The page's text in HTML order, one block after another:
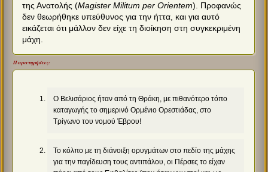
της Ανατολής (Magister Militum per Orientem). Προφανώς
δεν θεωρήθηκε υπεύθυνος για την ήττα, και για αυτό
εικάζεται ότι μάλλον δεν είχε τη διοίκηση στη συγκεκριμένη
μάχη.
Παρατηρήσεις:
Ο Βελισάριος ήταν από τη Θράκη, με πιθανότερο τόπο
καταγωγής το σημερινό Ορμένιο Ορεστιάδας, στο
Τρίγωνο του νομού Έβρου!
Το κόλπο με τη διάνοιξη ορυγμάτων στο πεδίο της μάχης
για την παγίδευση τους αντιπάλου, οι Πέρσες το είχαν